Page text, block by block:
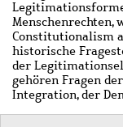
Menschenrechten,
Constitutionalism
historische
der
gehören Fragen
Integration, der